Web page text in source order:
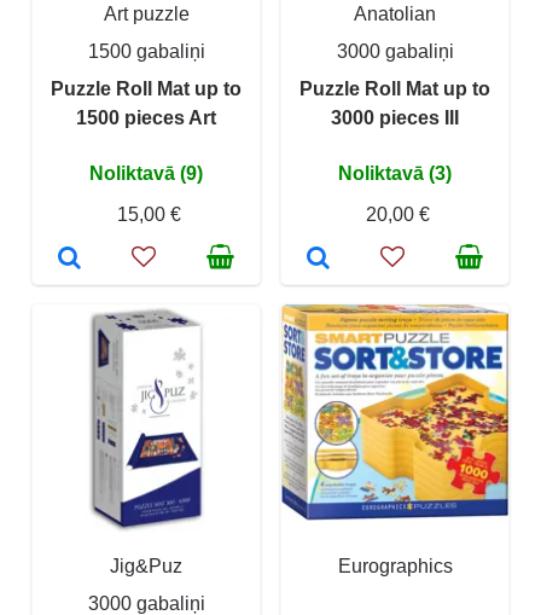
Art puzzle
1500 gabaliņi
Puzzle Roll Mat up to
1500 pieces Art
Noliktavā (9)
15,00 €
Anatolian
3000 gabaliņi
Puzzle Roll Mat up to
3000 pieces III
Noliktavā (3)
20,00 €
Jig&Puz
3000 gabaliņi
Eurographics